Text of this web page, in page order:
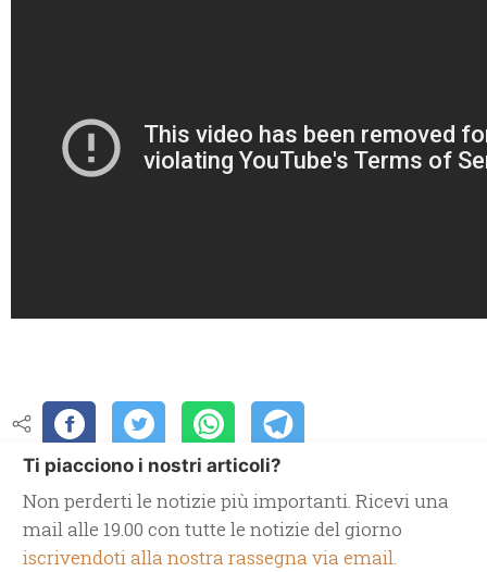
Ti piacciono i nostri articoli?
Non perderti le notizie più importanti. Ricevi una
mail alle 19.00 con tutte le notizie del giorno
iscrivendoti alla nostra rassegna via email.